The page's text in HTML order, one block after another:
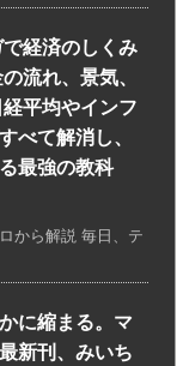
で経済のしくみ
流れ、景気、
平均やインフ
べて解消し、
最強の教科
から解説 毎日、テ
に縮まる。マ
新刊、みいち